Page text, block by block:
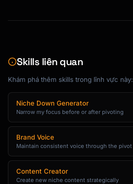
Skills liên quan
Khám phá thêm skills trong lĩnh vực này:
Niche Down Generator
Narrow my focus before or after pivoting
Brand Voice
Maintain consistent voice through the pivot
Content Creator
Create new niche content strategically